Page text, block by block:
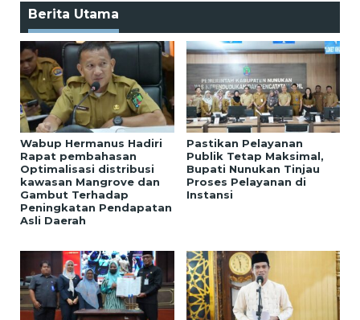
Berita Utama
Wabup Hermanus Hadiri
Rapat pembahasan
Optimalisasi distribusi
kawasan Mangrove dan
Gambut Terhadap
Peningkatan Pendapatan
Asli Daerah
Pastikan Pelayanan
Publik Tetap Maksimal,
Bupati Nunukan Tinjau
Proses Pelayanan di
Instansi